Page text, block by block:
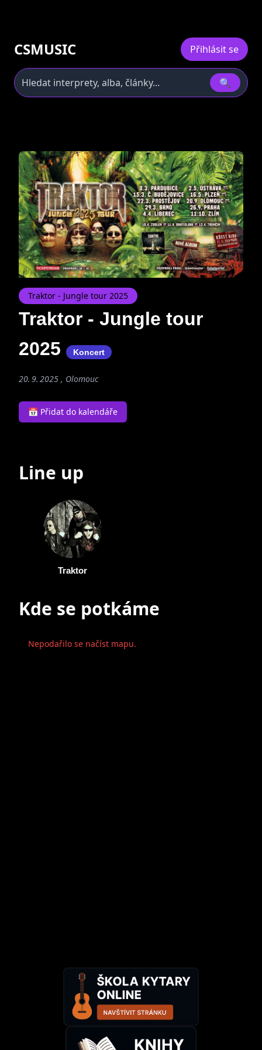
CSMUSIC Přihlásit se
🔍
Traktor - Jungle tour 2025
Traktor - Jungle tour
2025
Koncert
20. 9. 2025 , Olomouc
📅 Přidat do kalendáře
Line up
Traktor
Kde se potkáme
Nepodařilo se načíst mapu.